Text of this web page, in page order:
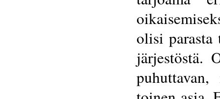
olisi parasta
järjestöstä.